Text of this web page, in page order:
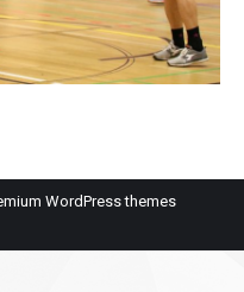
WordPress themes